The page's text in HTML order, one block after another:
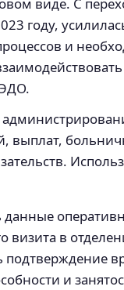
году,
и
выплат,
данные
визита в
подтверждение
и